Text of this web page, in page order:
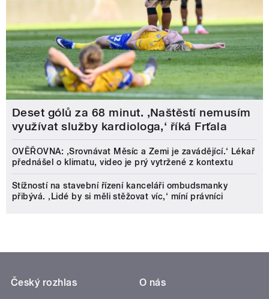
Deset gólů za 68 minut. ,Naštěstí nemusím
využívat služby kardiologa,‘ říká Frťala
OVĚŘOVNA: ‚Srovnávat Měsíc a Zemi je zavádějící.‘ Lékař
přednášel o klimatu, video je prý vytržené z kontextu
Stížností na stavební řízení kanceláři ombudsmanky
přibývá. ‚Lidé by si měli stěžovat víc,‘ míní právníci
Český rozhlas
O nás